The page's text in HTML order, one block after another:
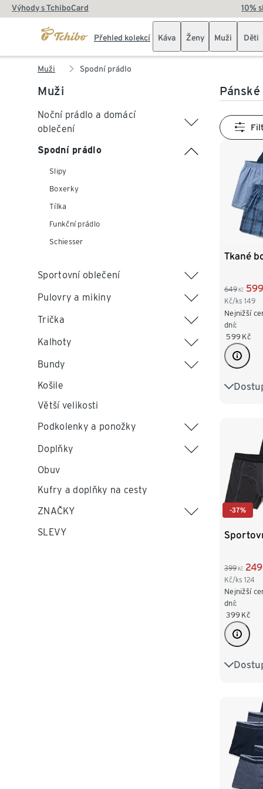
Výhody s TchiboCard 10%
Přehled kolekcí Káva Ženy Muži Děti
Muži Spodní prádlo
Muži
Noční prádlo a domácí
oblečení
Spodní prádlo
Slipy
Boxerky
Tílka
Funkční prádlo
Schiesser
Sportovní oblečení
Pulovry a mikiny
Trička
Kalhoty
Bundy
Košile
Větší velikosti
Podkolenky a ponožky
Doplňky
Obuv
Kufry a doplňky na cesty
ZNAČKY
SLEVY
Tkané
649 Kč 599
Kč/ks 149
Nejnižší
dní:
599 Kč
S/4
-37%
399 Kč 249
Kč/ks 124
Nejnižší
dní:
399 Kč
S/4